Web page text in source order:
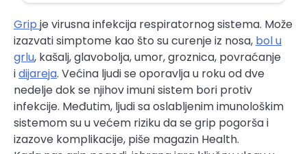
Grip je virusna infekcija respiratornog sistema. Može
izazvati simptome kao što su curenje iz nosa, bol u
grlu, kašalj, glavobolja, umor, groznica, povraćanje
idijareja. Većina ljudi se oporavlja u roku od dve
nedelje dok se njihov imuni sistem bori protiv
infekcije. Međutim, ljudi sa oslabljenim imunološkim
sistemom su u većem riziku da se grip pogorša i
izazove komplikacije, piše magazin Health.